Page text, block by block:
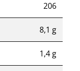
206
8,1 g
1,4 g